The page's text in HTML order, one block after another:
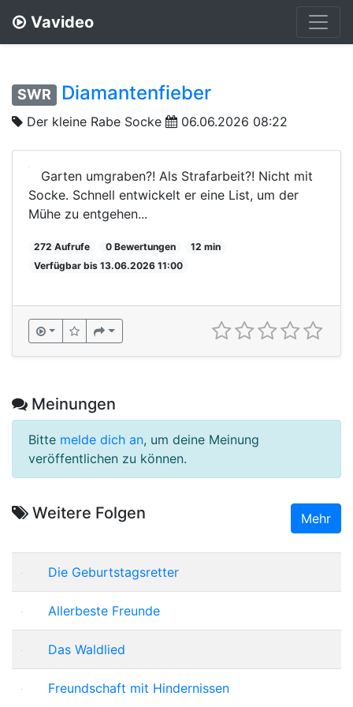
Vavideo
SWR Diamantenfieber
Der kleine Rabe Socke 06.06.2026 08:22
Garten umgraben?! Als Strafarbeit?! Nicht mit
Socke. Schnell entwickelt er eine List, um der
Mühe zu entgehen...
272 Aufrufe 0 Bewertungen
12 min
Verfügbar bis 13.06.2026 11:00
Meinungen
Bitte melde dich an, um deine Meinung
veröffentlichen zu können.
Weitere Folgen Mehr
Die Geburtstagsretter
Allerbeste Freunde
Das Waldlied
Freundschaft mit Hindernissen